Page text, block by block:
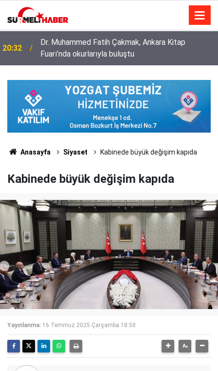
14:52
Diyanet İşleri Başkanlığı ile Türkiye Diyanet Vakfı
milyonları sevindirdi
Anasayfa Siyaset Kabinede büyük değişim kapıda
Kabinede büyük değişim kapıda
Yayınlanma: 16 Temmuz 2025 Çarşamba 18:58